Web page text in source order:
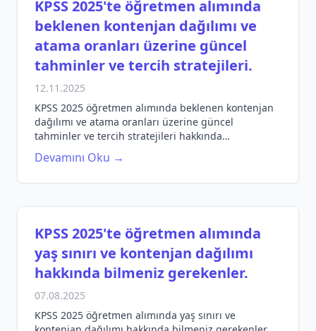
KPSS 2025'te öğretmen alımında
beklenen kontenjan dağılımı ve
atama oranları üzerine güncel
tahminler ve tercih stratejileri.
12.11.2025
KPSS 2025 öğretmen alımında beklenen kontenjan
dağılımı ve atama oranları üzerine güncel
tahminler ve tercih stratejileri hakkında
bilgilendirici bir yazı.
Devamını Oku →
KPSS 2025'te öğretmen alımında
yaş sınırı ve kontenjan dağılımı
hakkında bilmeniz gerekenler.
07.08.2025
KPSS 2025 öğretmen alımında yaş sınırı ve